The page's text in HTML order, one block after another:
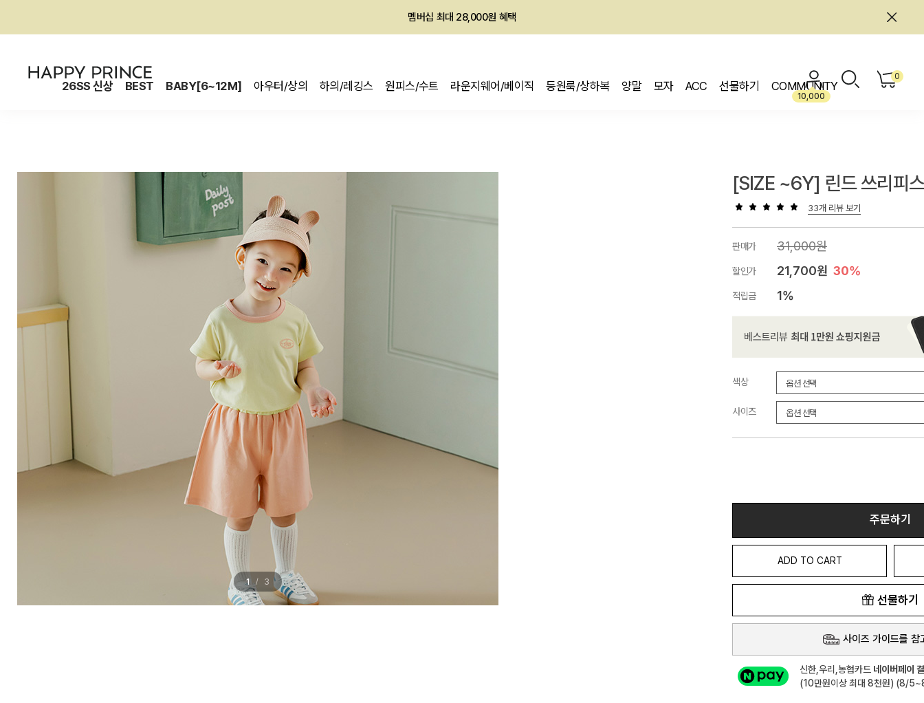
회원전용 아울렛, 가입하면 ~60% 할인!
26SS 신상 BEST BABY[6~12M] 아우터/상의 하의/레깅스 원피스/수트 라운지웨어/베이직 등원룩/상하복 양말 모자 ACC 선물하기 COMMUNITY
10,000
0
1 / 3
[SIZE ~6Y] 린드 쓰리피
33개 리뷰 보기
판매가 31,000원
할인가 21,700원 30%
적립금 1%
색상
사이즈
주문하기
ADD TO CART
선물하기
사이즈 가이드를 참
신한,우리,농협카드 네이버페이
(10만원이상 최대 8천원) (8/